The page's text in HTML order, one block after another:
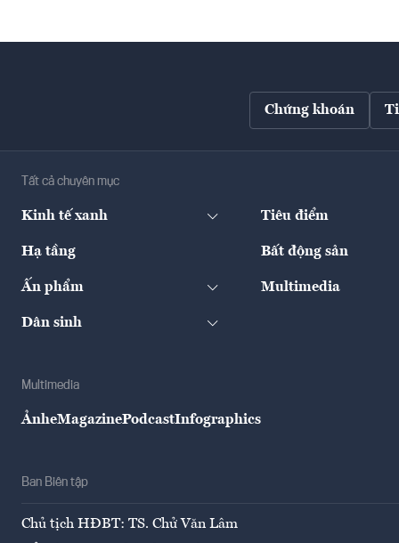
Chứng khoán
Tất cả chuyên mục
Kinh tế xanh Tiêu điểm
Hạ tầng Bất động sản
Ấn phẩm Multimedia
Dân sinh
Multimedia
ẢnheMagazinePodcastInfographics
Ban Biên tập
Chủ tịch HĐBT: TS. Chử Văn Lâm